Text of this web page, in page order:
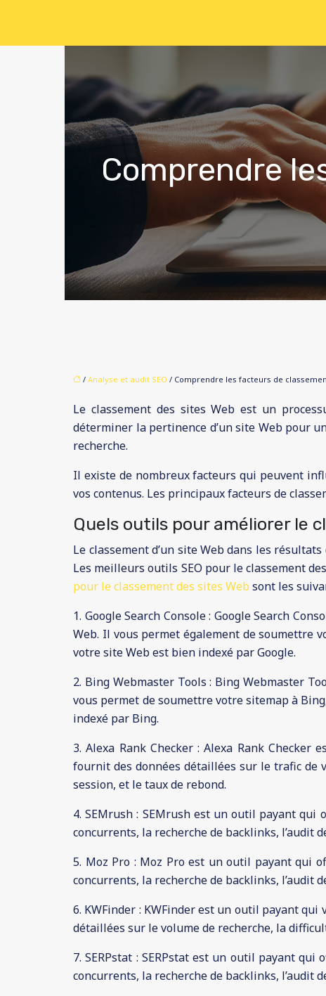
Comprendre
/Analyse et audit SEO / Comprendre les facteurs de
Le classement des sites Web est un
déterminer la pertinence d’un site Web pour
recherche.
Il existe de nombreux facteurs qui peuvent
vos contenus. Les principaux facteurs de
Quels outils pour améliorer le
Le classement d’un site Web dans les
Les meilleurs outils SEO pour le classement
pour le classement des sites Web sont les
1. Google Search Console : Google Search
Web. Il vous permet également de soumettre
votre site Web est bien indexé par Google.
2. Bing Webmaster Tools : Bing Webmaster
vous permet de soumettre votre sitemap à
indexé par Bing.
3. Alexa Rank Checker : Alexa Rank
fournit des données détaillées sur le trafic de
session, et le taux de rebond.
4. SEMrush : SEMrush est un outil payant qui
concurrents, la recherche de backlinks, l’audit
5. Moz Pro : Moz Pro est un outil payant qui
concurrents, la recherche de backlinks, l’audit
6. KWFinder : KWFinder est un outil payant
détaillées sur le volume de recherche, la
7. SERPstat : SERPstat est un outil payant
concurrents, la recherche de backlinks, l’audit